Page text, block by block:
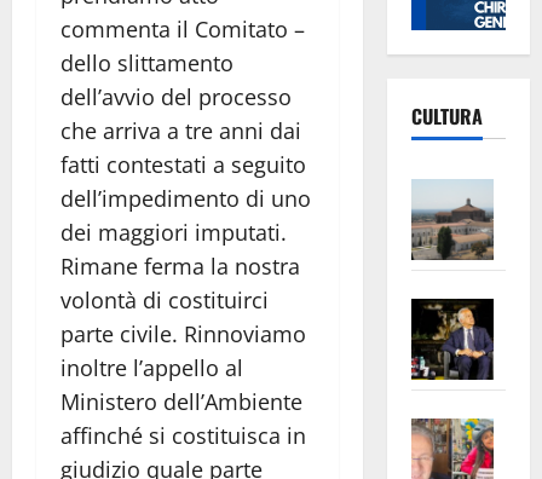
commenta il Comitato –
dello slittamento
dell’avvio del processo
che arriva a tre anni dai
fatti contestati a seguito
dell’impedimento di uno
dei maggiori imputati.
Rimane ferma la nostra
volontà di costituirci
parte civile. Rinnoviamo
inoltre l’appello al
Ministero dell’Ambiente
affinché si costituisca in
giudizio quale parte
CULTURA
apre